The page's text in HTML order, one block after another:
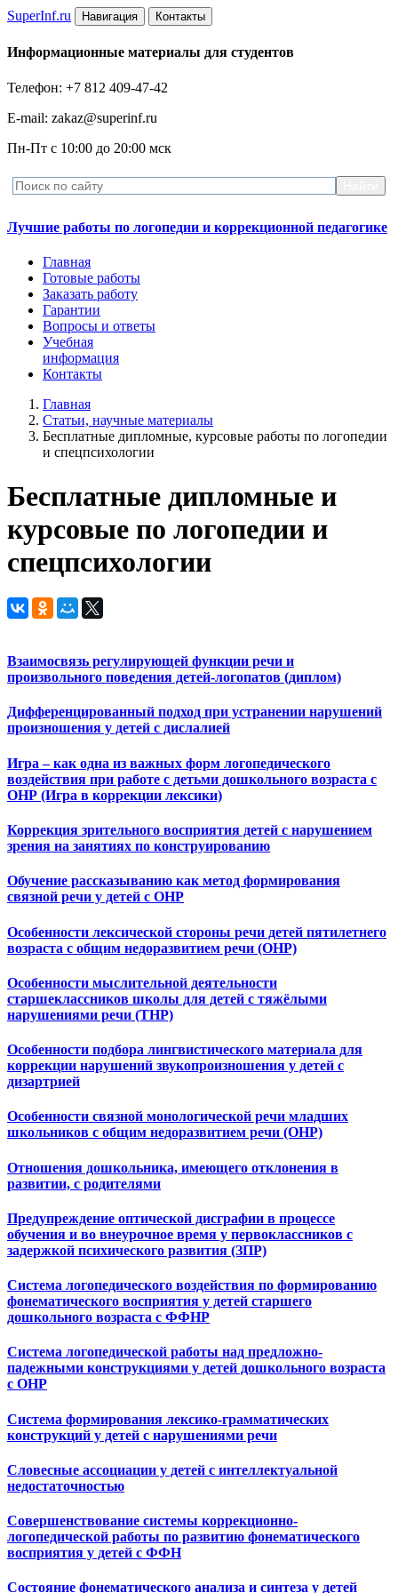
SuperInf.ru Навигация Контакты
Информационные материалы для студентов
Телефон: +7 812 409-47-42
E-mail: zakaz@superinf.ru
Пн-Пт с 10:00 до 20:00 мск
Лучшие работы по логопедии и коррекционной педагогике
Главная
Готовые работы
Заказать работу
Гарантии
Вопросы и ответы
Учебная
информация
Контакты
Главная
Статьи, научные материалы
Бесплатные дипломные, курсовые работы по логопедии
и спецпсихологии
Бесплатные дипломные и
курсовые по логопедии и
спецпсихологии
Взаимосвязь регулирующей функции речи и
произвольного поведения детей-логопатов (диплом)
Дифференцированный подход при устранении нарушений
произношения у детей с дислалией
Игра – как одна из важных форм логопедического
воздействия при работе с детьми дошкольного возраста с
ОНР (Игра в коррекции лексики)
Коррекция зрительного восприятия детей с нарушением
зрения на занятиях по конструированию
Обучение рассказыванию как метод формирования
связной речи у детей с ОНР
Особенности лексической стороны речи детей пятилетнего
возраста с общим недоразвитием речи (ОНР)
Особенности мыслительной деятельности
старшеклассников школы для детей с тяжёлыми
нарушениями речи (ТНР)
Особенности подбора лингвистического материала для
коррекции нарушений звукопроизношения у детей с
дизартрией
Особенности связной монологической речи младших
школьников с общим недоразвитием речи (ОНР)
Отношения дошкольника, имеющего отклонения в
развитии, с родителями
Предупреждение оптической дисграфии в процессе
обучения и во внеурочное время у первоклассников с
задержкой психического развития (ЗПР)
Система логопедического воздействия по формированию
фонематического восприятия у детей старшего
дошкольного возраста с ФФНР
Система логопедической работы над предложно-
падежными конструкциями у детей дошкольного возраста
с ОНР
Система формирования лексико-грамматических
конструкций у детей с нарушениями речи
Словесные ассоциации у детей с интеллектуальной
недостаточностью
Совершенствование системы коррекционно-
логопедической работы по развитию фонематического
восприятия у детей с ФФН
Состояние фонематического анализа и синтеза у детей